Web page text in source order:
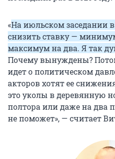
«На июльском заседании
снизить ставку —
максимум на два. Я так
Почему вынуждены?
идет о политическом
акторов хотят ее
это уколы в деревянную
полтора или даже на два
не поможет», — считает